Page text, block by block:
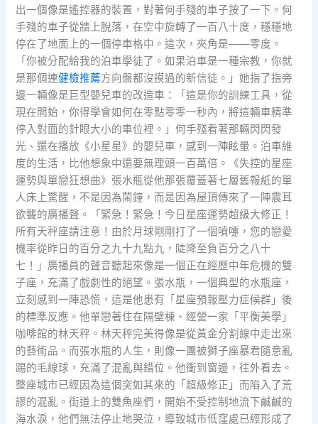
出一個像是遙控器的裝置，對著何手殘的車子按了一下。何
手殘的車子從牆上脫落，在空中旋轉了一百八十度，穩穩地
停在了地面上的一個停車格中。這次，夾角是——零度。
「你被分配給我的泊車學徒了。如果泊車是一種宗教，你就
是那個連健檢推薦方向盤都沒摸過的新信徒。」她指了指旁
邊一輛像是巨型嬰兒車的改造車：「這是你的訓練工具，從
現在開始，你得學會如何在零點零零一秒內，將這輛車精準
停入對面的針眼大小的車位裡。」何手殘看著那輛閃閃發
光、還在播放《小星星》的嬰兒車，感到一陣眩暈。泊車維
度的生活，比他想象中還要無理頭一百萬倍。《失控的星座
運勢與單戀狂想曲》張水瓶從他那張覆蓋著七層舊報紙的單
人床上驚醒，不是因為鬧鐘，而是因為屋頂傳來了一陣震耳
欲聾的廣播聲。「緊急！緊急！今日星座運勢超級大修正！
所有天秤座請注意！由於月球剛剛打了一個噴嚏，您的戀愛
機率從昨日的百分之九十九點九，陡降至負百分之八十
七！」廣播員的聲音聽起來像是一個正在經歷中年危機的雙
子座，充滿了戲劇性的絕望。張水瓶，一個典型的水瓶座，
立刻感到一陣恐慌，這是他患有「星座預報壓力症候群」後
的標準反應。他單戀著住在隔壁棟、經營一家「平衡美學」
咖啡館的林天秤。林天秤完美得像是從黃金分割線中走出來
的藝術品。而張水瓶的人生，則像一團被獅子座暴君隨意亂
踢的毛線球，充滿了混亂與錯位。他衝到窗邊，往外看去。
整座城市已經因為這個突如其來的「超級修正」而陷入了荒
謬的混亂。街道上的雙魚座們，開始不受控制地流下鹹鹹的
海水淚，他們無法停止地哭泣，導致城市低窪處已經形成了